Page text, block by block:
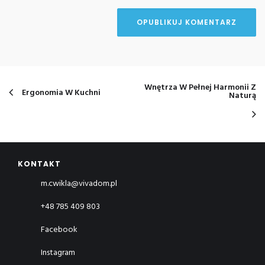
Ergonomia W Kuchni Wnętrza W Pełnej Harmonii Z
Naturą
KONTAKT
m.cwikla@vivadom.pl
+48 785 409 803
Facebook
Instagram